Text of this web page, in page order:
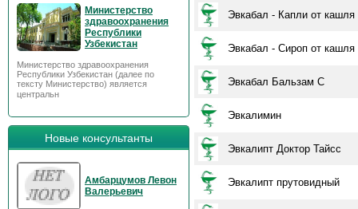
Министерство
здравоохранения
Республики
Узбекистан
Министерство здравоохранения
Республики Узбекистан (далее по
тексту Министерство) является
центральн
Новые консультанты
Амбарцумов Левон
Валерьевич
Эвкабал - Капли от кашля
Эвкабал - Сироп от кашля
Эвкабал Бальзам С
Эвкалимин
Эвкалипт Доктор Тайсс
Эвкалипт прутовидный